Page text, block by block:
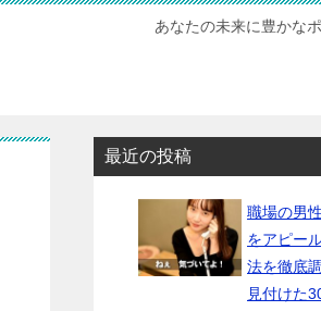
あなたの未来に豊かな
最近の投稿
職場の男
をアピー
法を徹底
見付けた